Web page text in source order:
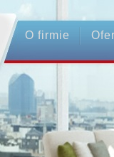
O firmie